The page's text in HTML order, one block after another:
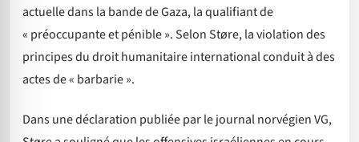
actuelle dans la bande de Gaza, la qualifiant de
« préoccupante et pénible ». Selon Støre, la violation des
principes du droit humanitaire international conduit à des
actes de « barbarie ».
Dans une déclaration publiée par le journal norvégien VG,